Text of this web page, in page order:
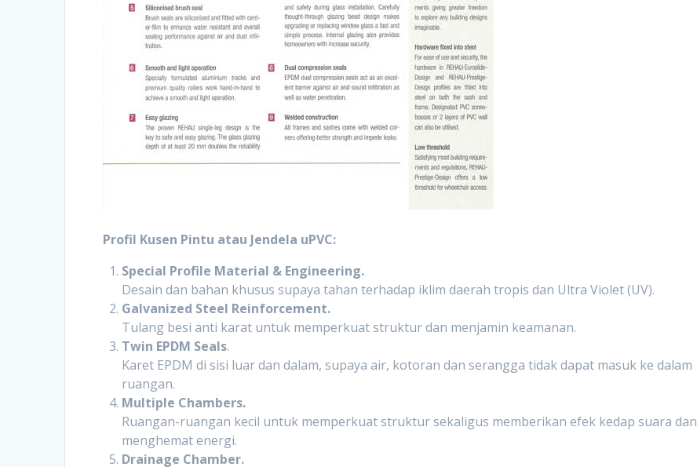
Profil Kusen Pintu atau Jendela uPVC:
Special Profile Material & Engineering.
Desain dan bahan khusus supaya tahan terhadap iklim daerah tropis dan Ultra Violet (UV).
Galvanized Steel Reinforcement.
Tulang besi anti karat untuk memperkuat struktur dan menjamin keamanan.
Twin EPDM Seals.
Karet EPDM di sisi luar dan dalam, supaya air, kotoran dan serangga tidak dapat masuk ke dalam
ruangan.
Multiple Chambers.
Ruangan-ruangan kecil untuk memperkuat struktur sekaligus memberikan efek kedap suara dan
menghemat energi.
Drainage Chamber.